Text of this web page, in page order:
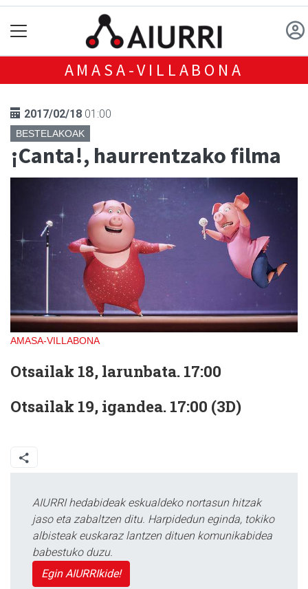
AMASA-VILLABONA
2017/02/18 01:00
BESTELAKOAK
¡Canta!, haurrentzako filma
AMASA-VILLABONA
Otsailak 18, larunbata. 17:00
Otsailak 19, igandea. 17:00 (3D)
AIURRI hedabideak eskualdeko nortasun hitzak
jaso eta zabaltzen ditu. Harpidedun eginda, tokiko
albisteak euskaraz lantzen dituen komunikabidea
babestuko duzu.
Egin AIURRIkide!